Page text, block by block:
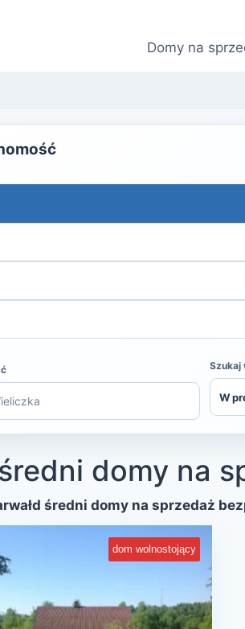
Domy na
Szukaj
domy na
średni domy na sprzedaż
dom wolnostojący